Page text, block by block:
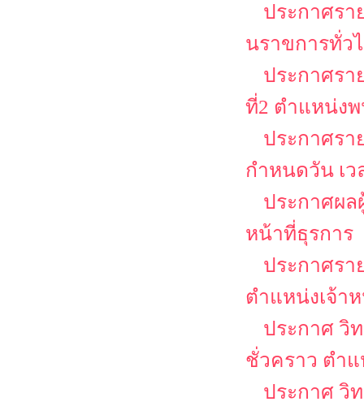
ประกาศรา
นราขการทั่ว
ประกาศรา
ที่2 ตำแหน่ง
ประกาศรา
กำหนดวัน เว
ประกาศผล
หน้าที่ธุรการ
ประกาศรา
ตำแหน่งเจ้า
ประกาศ วิ
ชั่วคราว ตำ
ประกาศ วิ